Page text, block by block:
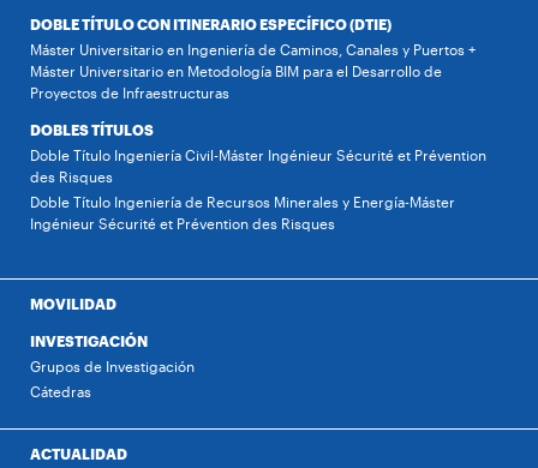
DOBLE TÍTULO CON ITINERARIO ESPECÍFICO (DTIE)
Máster Universitario en Ingeniería de Caminos, Canales y Puertos +
Máster Universitario en Metodología BIM para el Desarrollo de
Proyectos de Infraestructuras
DOBLES TÍTULOS
Doble Título Ingeniería Civil-Máster Ingénieur Sécurité et Prévention
des Risques
Doble Título Ingeniería de Recursos Minerales y Energía-Máster
Ingénieur Sécurité et Prévention des Risques
MOVILIDAD
INVESTIGACIÓN
Grupos de Investigación
Cátedras
ACTUALIDAD